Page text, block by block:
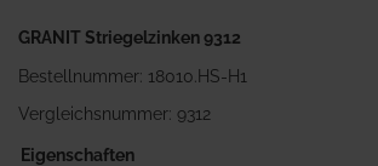
GRANIT Striegelzinken 9312
Bestellnummer: 18010.HS-H1
Vergleichsnummer: 9312
Eigenschaften